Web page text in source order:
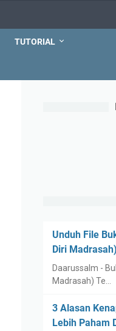
TUTORIAL
Unduh File
Diri
Daarussalm -
Madrasah) Te…
3 Alasan
Lebih Paham